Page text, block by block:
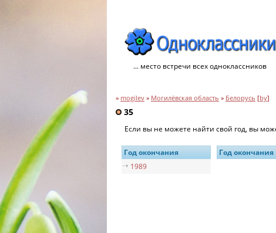
... место встречи всех одноклассников
» mogilev » Могилёвская область » Белорусь [by]
35
Если вы не можете найти свой год, вы
Год окончания Год окончания
1989